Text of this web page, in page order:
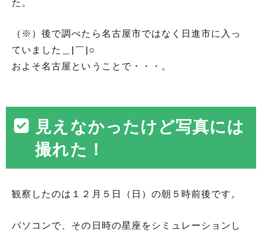
（※）後で調べたら名古屋市ではなく日進市に入っ
ていました＿|￣|○
およそ名古屋ということで・・・。
見えなかったけど写真には
撮れた！
観察したのは１２月５日（日）の朝５時前後です。
パソコンで、その日時の星座をシミュレーションし